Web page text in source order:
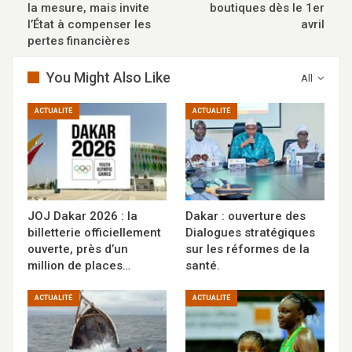
la mesure, mais invite
l’État à compenser les
pertes financières
boutiques dès le 1er
avril
All
You Might Also Like
ACTUALITÉ
JOJ Dakar 2026 : la
billetterie officiellement
ouverte, près d’un
million de places…
ACTUALITÉ
Dakar : ouverture des
Dialogues stratégiques
sur les réformes de la
santé.
ACTUALITÉ ACTUALITÉ